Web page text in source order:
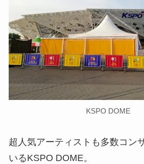
KSPO DOME
超人気アーティストも多数コン
いるKSPO DOME。